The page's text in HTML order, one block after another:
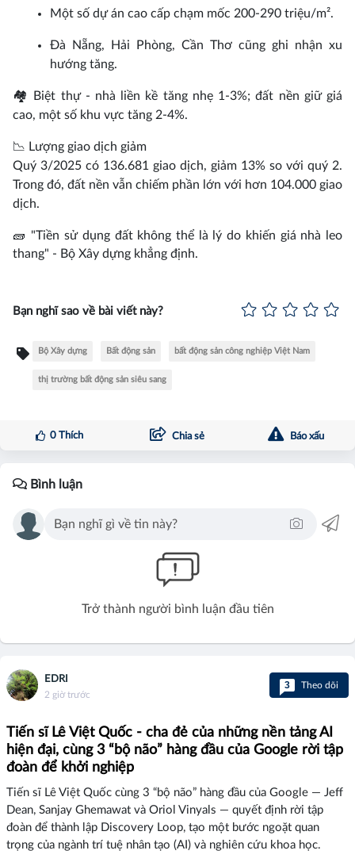
Một số dự án cao cấp chạm mốc 200-290 triệu/m².
Đà Nẵng, Hải Phòng, Cần Thơ cũng ghi nhận xu
hướng tăng.
🏘️ Biệt thự - nhà liền kề tăng nhẹ 1-3%; đất nền giữ giá
cao, một số khu vực tăng 2-4%.
📉 Lượng giao dịch giảm
Quý 3/2025 có 136.681 giao dịch, giảm 13% so với quý 2.
Trong đó, đất nền vẫn chiếm phần lớn với hơn 104.000 giao
dịch.
🧱 "Tiền sử dụng đất không thể là lý do khiến giá nhà leo
thang" - Bộ Xây dựng khẳng định.
Bạn nghĩ sao về bài viết này?
Bộ Xây dựng Bất động sản bất động sản công nghiệp Việt Nam
thị trường bất động sản siêu sang
0Thích Chia sẻ Báo xấu
Bình luận
Trở thành người bình luận đầu tiên
EDRI
2 giờ trước
3 Theo dõi
Tiến sĩ Lê Việt Quốc - cha đẻ của những nền tảng AI
hiện đại, cùng 3 “bộ não” hàng đầu của Google rời tập
đoàn để khởi nghiệp
Tiến sĩ Lê Việt Quốc cùng 3 “bộ não” hàng đầu của Google — Jeff
Dean, Sanjay Ghemawat và Oriol Vinyals — quyết định rời tập
đoàn để thành lập Discovery Loop, tạo một bước ngoặt quan
trọng của ngành trí tuệ nhân tạo (AI) và nghiên cứu khoa học.